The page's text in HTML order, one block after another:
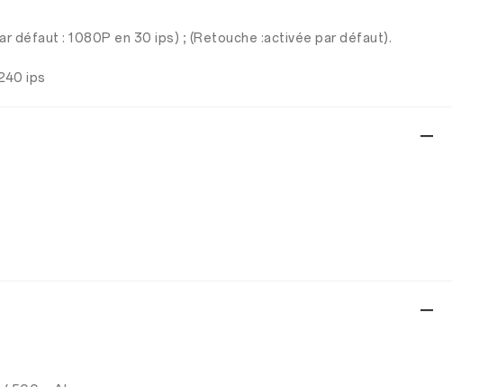
défaut : 1080P en 30 ips) ; (Retouche :activée par défaut).
ips